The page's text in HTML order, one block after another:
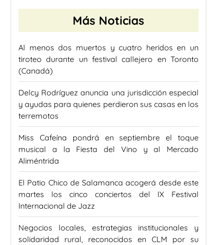
Más Noticias
Al menos dos muertos y cuatro heridos en un
tiroteo durante un festival callejero en Toronto
(Canadá)
Delcy Rodríguez anuncia una jurisdicción especial
y ayudas para quienes perdieron sus casas en los
terremotos
Miss Cafeína pondrá en septiembre el toque
musical a la Fiesta del Vino y al Mercado
Aliméntrida
El Patio Chico de Salamanca acogerá desde este
martes los cinco conciertos del IX Festival
Internacional de Jazz
Negocios locales, estrategias institucionales y
solidaridad rural, reconocidos en CLM por su